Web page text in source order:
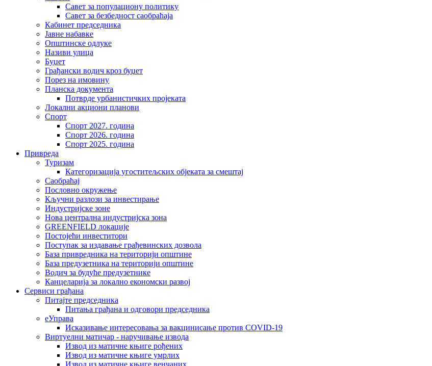
Савет за популациону политику
Савет за безбедност саобраћаја
Кабинет председника
Јавне набавке
Општинске одлуке
Називи улица
Буџет
Грађански водич кроз буџет
Порез на имовину
Планска документа
Потврде урбанистичких пројеката
Локални акциони планови
Спорт
Спорт 2027. година
Спорт 2026. година
Спорт 2025. година
Привреда
Туризам
Категоризација угоститељских објеката за смештај
Саобраћај
Пословно окружење
Кључни разлози за инвестирање
Индустријске зоне
Нова централна индустријска зона
GREENFIELD локације
Постојећи инвеститори
Поступак за издавање грађевинских дозвола
База привредника на територији општине
База предузетника на територији општине
Водич за будуће предузетнике
Канцеларија за локално економски развој
Сервиси грађана
Питајте председника
Питања грађана и одговори председника
еУправа
Исказивање интересовања за вакцинисање против COVID-19
Виртуелни матичар - наручивање извода
Извод из матичне књиге рођених
Извод из матичне књиге умрлих
Извод из матичне књиге венчаних